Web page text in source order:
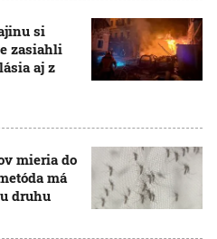
si
zasiahli
aj z
mieria do
má
druhu